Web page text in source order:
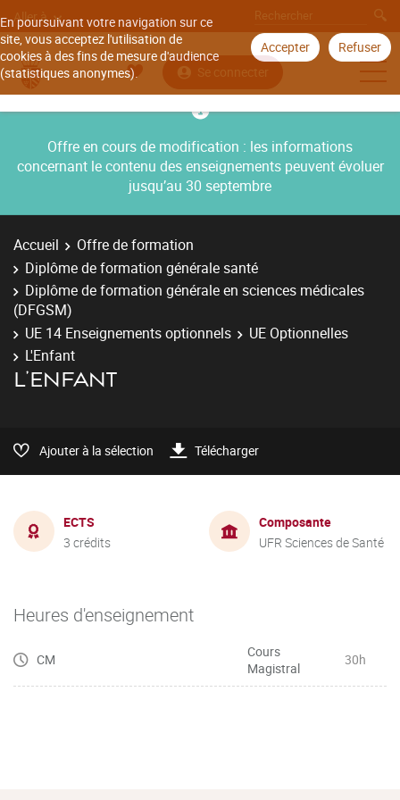
En poursuivant votre navigation sur ce
site, vous acceptez l'utilisation de
cookies à des fins de mesure d'audience
(statistiques anonymes).
Accepter Refuser
Aller à
Se connecter
Offre en cours de modification : les informations
concernant le contenu des enseignements peuvent évoluer
jusqu’au 30 septembre
Accueil
Offre de formation
Diplôme de formation générale santé
Diplôme de formation générale en sciences médicales
(DFGSM)
UE 14 Enseignements optionnels
UE Optionnelles
L'Enfant
L'ENFANT
Ajouter à la sélection Télécharger
ECTS
3 crédits
Composante
UFR Sciences de Santé
Heures d'enseignement
CM
Cours
Magistral
30h